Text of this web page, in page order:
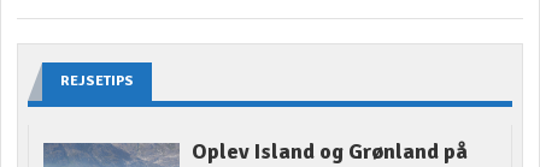
REJSETIPS
Oplev Island og Grønland på